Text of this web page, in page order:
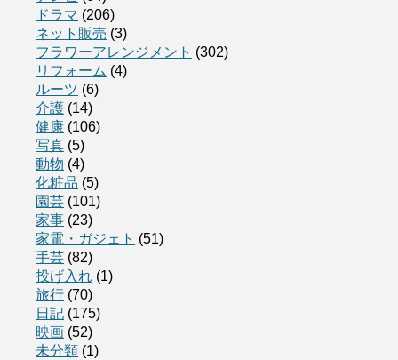
ドラマ (206)
ネット販売 (3)
フラワーアレンジメント (302)
リフォーム (4)
ルーツ (6)
介護 (14)
健康 (106)
写真 (5)
動物 (4)
化粧品 (5)
園芸 (101)
家事 (23)
家電・ガジェト (51)
手芸 (82)
投げ入れ (1)
旅行 (70)
日記 (175)
映画 (52)
未分類 (1)